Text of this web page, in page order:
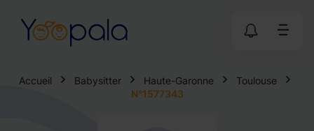
Accueil Babysitter Haute-Garonne
Toulouse
N°1577343